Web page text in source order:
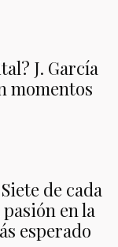
J. García
momentos
de cada
en la
esperado